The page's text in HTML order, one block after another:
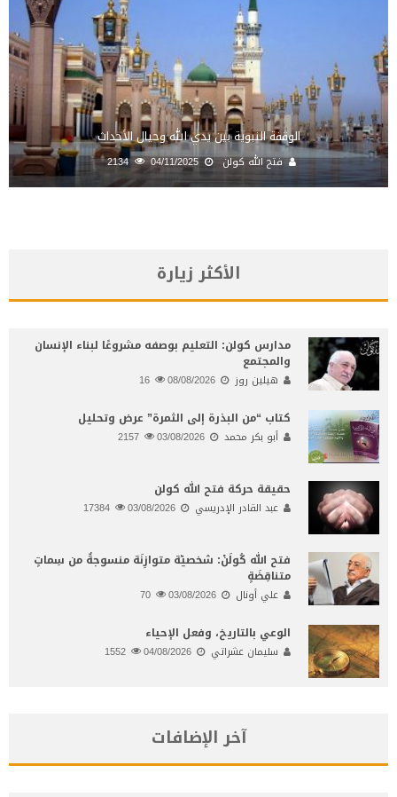
الوقفة النبوية بين يدي الله وحيال الأحداث
فتح الله كولن 04/11/2025
2134
الأكثر زيارة
مدارس كولن: التعليم بوصفه مشروعًا لبناء الإنسان
والمجتمع
هيلين روز 08/08/2026
كتاب “من البذرة إلى الثمرة” عرض وتحليل
أبو بكر محمد 03/08/2026
حقيقة حركة فتح الله كولن
عبد القادر الإدريسي 03/08/2026
فتح الله كُولَنْ: شخصيّة متوازِنَة منسوجةٌ من سِماتٍ
متناقِضَةٍ
علي أونال 03/08/2026
الوعي بالتاريخ، وفعل الإحياء
سليمان عشراتي 04/08/2026
آخر الإضافات